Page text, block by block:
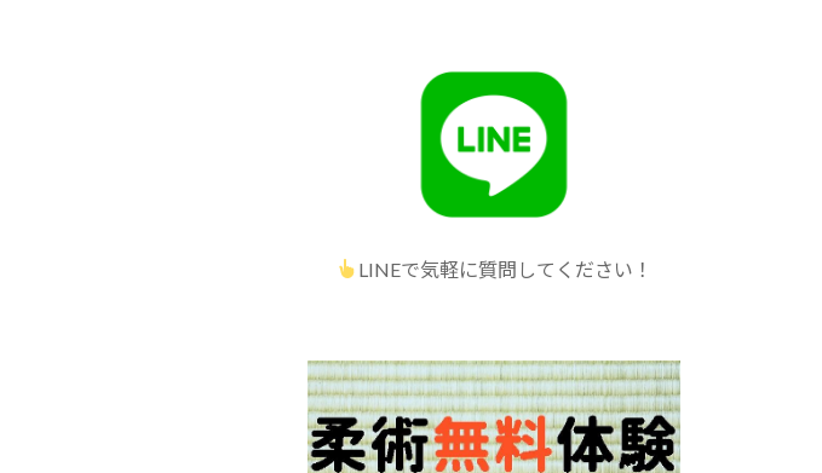
LINEで気軽に質問してください！